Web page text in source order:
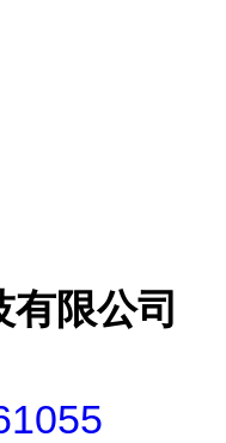
限公司